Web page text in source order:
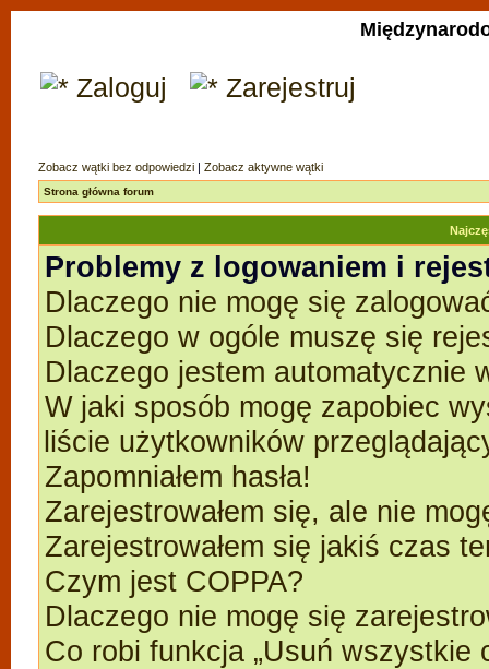
Zaloguj Zarejestruj
Zobacz wątki bez odpowiedzi | Zobacz aktywne wątki
Strona główna forum
Problemy z logowaniem i
Dlaczego nie mogę się
Dlaczego w ogóle muszę się
Dlaczego jestem automatycznie
W jaki sposób mogę zapobiec
liście użytkowników
Zapomniałem hasła!
Zarejestrowałem się, ale nie
Zarejestrowałem się jakiś czas
Czym jest COPPA?
Dlaczego nie mogę się
Co robi funkcja „Usuń wszystkie